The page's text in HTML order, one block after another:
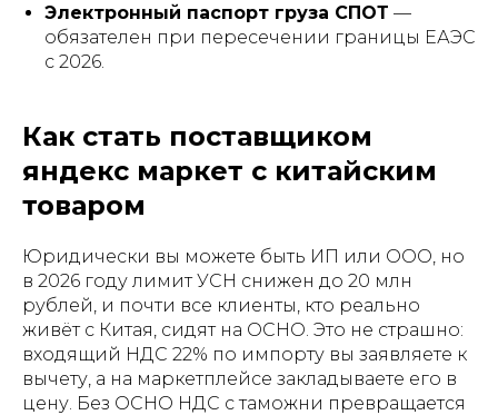
Электронный паспорт груза СПОТ —
обязателен при пересечении границы ЕАЭС
с 2026.
Как стать поставщиком
яндекс маркет с китайским
товаром
Юридически вы можете быть ИП или ООО, но
в 2026 году лимит УСН снижен до 20 млн
рублей, и почти все клиенты, кто реально
живёт с Китая, сидят на ОСНО. Это не страшно:
входящий НДС 22% по импорту вы заявляете к
вычету, а на маркетплейсе закладываете его в
цену. Без ОСНО НДС с таможни превращается